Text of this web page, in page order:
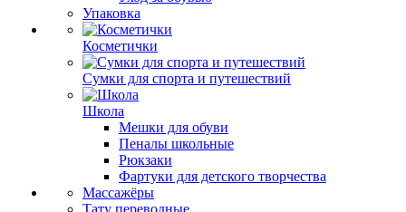
Упаковка
Косметички
Сумки для спорта и путешествий
Школа
Мешки для обуви
Пеналы школьные
Рюкзаки
Фартуки для детского творчества
Массажёры
Тату переводные